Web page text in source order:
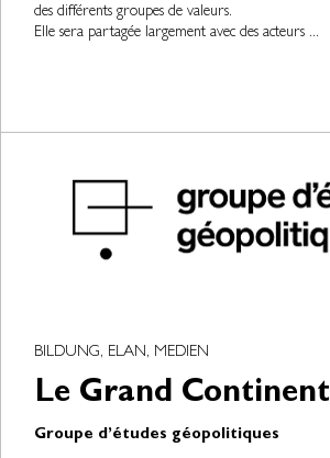
des différents groupes de valeurs.
Elle sera partagée largement avec des acteurs ...
BILDUNG, ELAN, MEDIEN
Le Grand Continent
Groupe d’études géopolitiques